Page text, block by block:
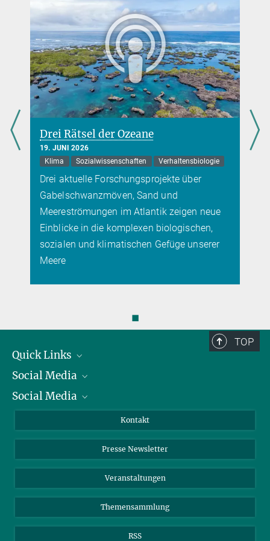
carla.avolio@...
Drei Rätsel der Ozeane
19. JUNI 2026
Klima
Sozialwissenschaften Verhaltensbiologie
Drei aktuelle Forschungsprojekte über
Gabelschwanzmöven, Sand und
Meereströmungen im Atlantik zeigen neue
Einblicke in die komplexen biologischen,
sozialen und klimatischen Gefüge unserer
Meere
◼
TOP
Quick Links
Präsident
Zahlen und Fakten
Meldestelle Fehlverhalten
Social Media
Bluesky
Social Media
YouTube
Kontakt
Presse Newsletter
Veranstaltungen
Themensammlung
RSS